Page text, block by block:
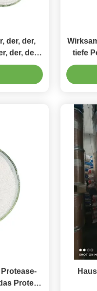
der, der,
der, der,
tiefe
Protein